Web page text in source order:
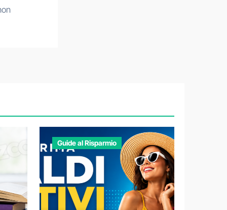
Guide al Risparmio